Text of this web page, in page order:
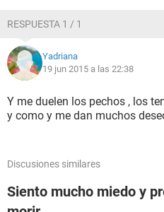
RESPUESTA 1 / 1
Yadriana
19 jun 2015 a las 22:38
Y me duelen los pechos , los
y como y me dan muchos
Discusiones similares
Siento mucho miedo y